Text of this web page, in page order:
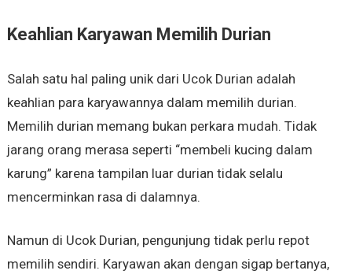
Keahlian Karyawan Memilih Durian
Salah satu hal paling unik dari Ucok Durian adalah
keahlian para karyawannya dalam memilih durian.
Memilih durian memang bukan perkara mudah. Tidak
jarang orang merasa seperti “membeli kucing dalam
karung” karena tampilan luar durian tidak selalu
mencerminkan rasa di dalamnya.
Namun di Ucok Durian, pengunjung tidak perlu repot
memilih sendiri. Karyawan akan dengan sigap bertanya,